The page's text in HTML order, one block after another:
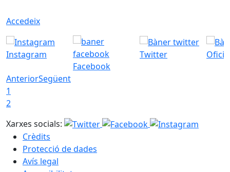
Accedeix
Instagram
Facebook
Twitter
AnteriorSegüent
1
2
Xarxes socials:
Crèdits
Protecció de dades
Avís legal